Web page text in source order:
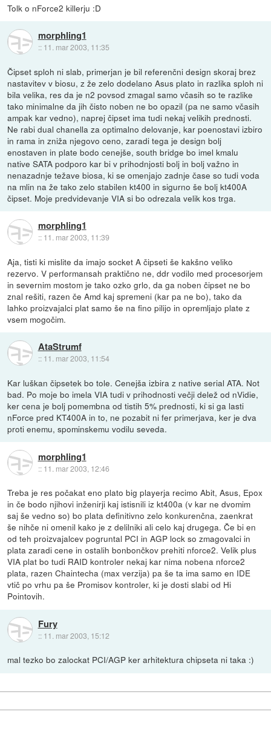
Tolk o nForce2 killerju :D
morphling1
:: 11. mar 2003, 11:35
Čipset sploh ni slab, primerjan je bil referenčni design skoraj brez
nastavitev v biosu, z že zelo dodelano Asus plato in razlika sploh ni
bila velika, res da je n2 povsod zmagal samo včasih so te razlike
tako minimalne da jih čisto noben ne bo opazil (pa ne samo včasih
ampak kar vedno), naprej čipset ima tudi nekaj velikih prednosti.
Ne rabi dual chanella za optimalno delovanje, kar poenostavi izbiro
in rama in zniža njegovo ceno, zaradi tega je design bolj
enostaven in plate bodo cenejše, south bridge bo imel kmalu
native SATA podporo kar bi v prihodnjosti bolj in bolj važno in
nenazadnje težave biosa, ki se omenjajo zadnje čase so tudi voda
na mlin na že tako zelo stabilen kt400 in sigurno še bolj kt400A
čipset. Moje predvidevanje VIA si bo odrezala velik kos trga.
morphling1
:: 11. mar 2003, 11:39
Aja, tisti ki mislite da imajo socket A čipseti še kakšno veliko
rezervo. V performansah praktično ne, ddr vodilo med procesorjem
in severnim mostom je tako ozko grlo, da ga noben čipset ne bo
znal rešiti, razen če Amd kaj spremeni (kar pa ne bo), tako da
lahko proizvajalci plat samo še na fino pilijo in opremljajo plate z
vsem mogočim.
AtaStrumf
:: 11. mar 2003, 11:54
Kar luškan čipsetek bo tole. Cenejša izbira z native serial ATA. Not
bad. Po moje bo imela VIA tudi v prihodnosti večji delež od nVidie,
ker cena je bolj pomembna od tistih 5% prednosti, ki si ga lasti
nForce pred KT400A in to, ne pozabit ni fer primerjava, ker je dva
proti enemu, spominskemu vodilu seveda.
morphling1
:: 11. mar 2003, 12:46
Treba je res počakat eno plato big playerja recimo Abit, Asus, Epox
in če bodo njihovi inženirji kaj istisnili iz kt400a (v kar ne dvomim
saj še vedno so) bo plata definitivno zelo konkurenčna, zaenkrat
še nihče ni omenil kako je z delilniki ali celo kaj drugega. Če bi en
od teh proizvajalcev pogruntal PCI in AGP lock so zmagovalci in
plata zaradi cene in ostalih bonbončkov prehiti nforce2. Velik plus
VIA plat bo tudi RAID kontroler nekaj kar nima nobena nforce2
plata, razen Chaintecha (max verzija) pa še ta ima samo en IDE
vtič po vrhu pa še Promisov kontroler, ki je dosti slabi od Hi
Pointovih.
Fury
:: 11. mar 2003, 15:12
mal tezko bo zalockat PCI/AGP ker arhitektura chipseta ni taka :)